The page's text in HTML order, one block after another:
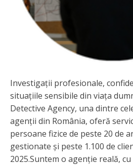
Investigații profesionale,
situațiile sensibile din viața
Detective Agency, una dintre
agenții din România, oferă
persoane fizice de peste 20 de
gestionate și peste 1.100 de
2025.Suntem o agenție reală,